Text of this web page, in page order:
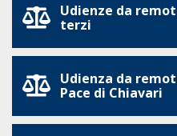
Udienze da
terzi
Udienza da
Pace di Chiavari